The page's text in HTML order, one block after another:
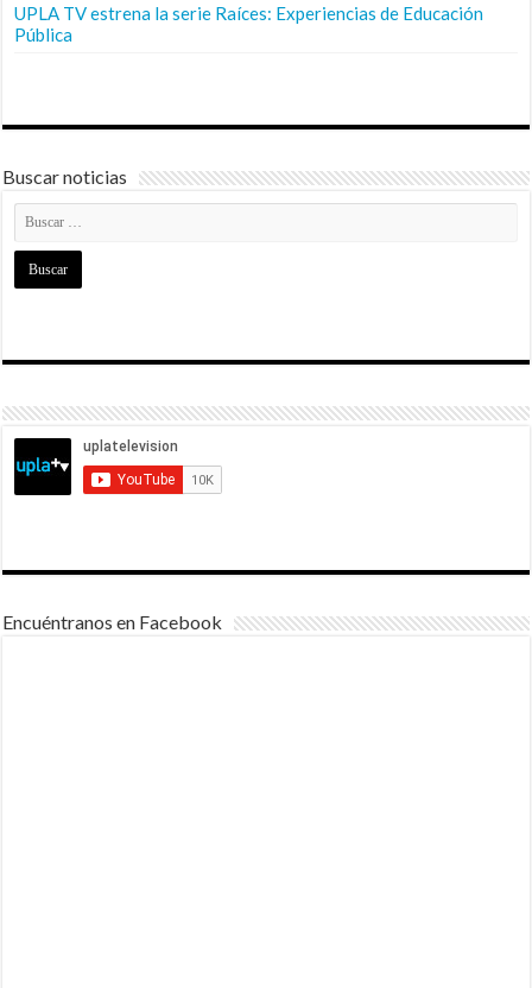
UPLA TV estrena la serie Raíces: Experiencias de Educación
Pública
Buscar noticias
Encuéntranos en Facebook